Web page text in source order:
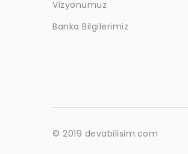
MYCRAFT
WRT
BEST
Vizyonumuz
Banka Bilgilerimiz
© 2019 devabilisim.com